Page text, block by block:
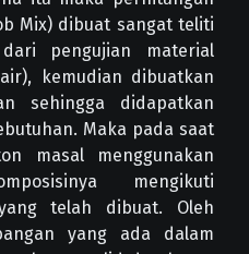
Mix) dibuat sangat teliti
pengujian material
kemudian dibuatkan
sehingga didapatkan
Maka pada saat
masal menggunakan
mengikuti
telah dibuat. Oleh
yang ada dalam